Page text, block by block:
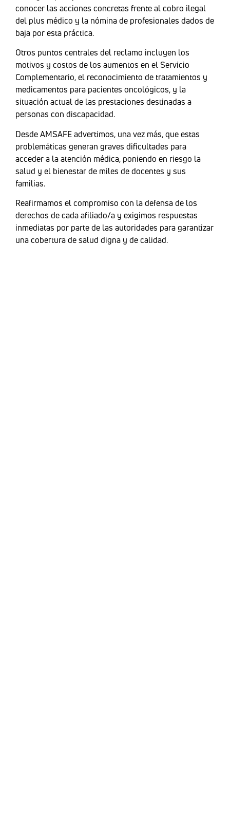
conocer las acciones concretas frente al cobro ilegal
del plus médico y la nómina de profesionales dados de
baja por esta práctica.
Otros puntos centrales del reclamo incluyen los
motivos y costos de los aumentos en el Servicio
Complementario, el reconocimiento de tratamientos y
medicamentos para pacientes oncológicos, y la
situación actual de las prestaciones destinadas a
personas con discapacidad.
Desde AMSAFE advertimos, una vez más, que estas
problemáticas generan graves dificultades para
acceder a la atención médica, poniendo en riesgo la
salud y el bienestar de miles de docentes y sus
familias.
Reafirmamos el compromiso con la defensa de los
derechos de cada afiliado/a y exigimos respuestas
inmediatas por parte de las autoridades para garantizar
una cobertura de salud digna y de calidad.